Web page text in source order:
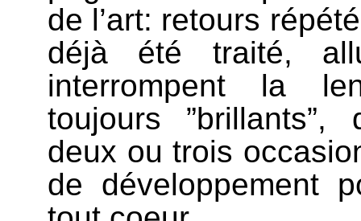
de l’art: retours
déjà été traité,
interrompent la
toujours ”brillants”,
deux ou trois
de développement